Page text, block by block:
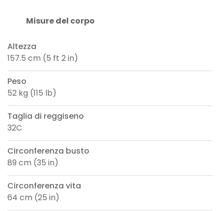
Misure del corpo
Altezza
157.5 cm (5 ft 2 in)
Peso
52 kg (115 lb)
Taglia di reggiseno
32C
Circonferenza busto
89 cm (35 in)
Circonferenza vita
64 cm (25 in)